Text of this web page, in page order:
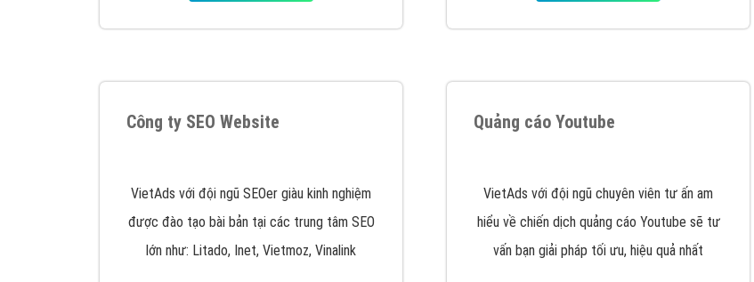
Công ty SEO Website
VietAds với đội ngũ SEOer giàu kinh nghiệm
được đào tạo bài bản tại các trung tâm SEO
lớn như: Litado, Inet, Vietmoz, Vinalink
Quảng cáo Youtube
VietAds với đội ngũ chuyên viên tư ấn am
hiểu về chiến dịch quảng cáo Youtube sẽ tư
vấn bạn giải pháp tối ưu, hiệu quả nhất